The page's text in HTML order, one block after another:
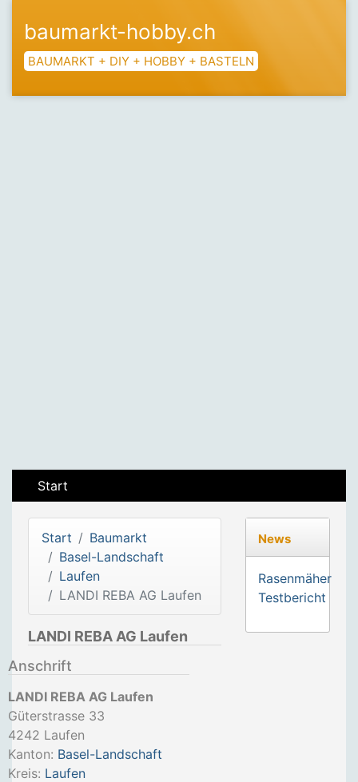
baumarkt-hobby.ch
BAUMARKT + DIY + HOBBY + BASTELN
Start
Start
Baumarkt
Basel-Landschaft
Laufen
LANDI REBA AG Laufen
LANDI REBA AG Laufen
Anschrift
LANDI REBA AG Laufen
Güterstrasse 33
4242 Laufen
Kanton: Basel-Landschaft
Kreis: Laufen
News
Rasenmäher
Testbericht